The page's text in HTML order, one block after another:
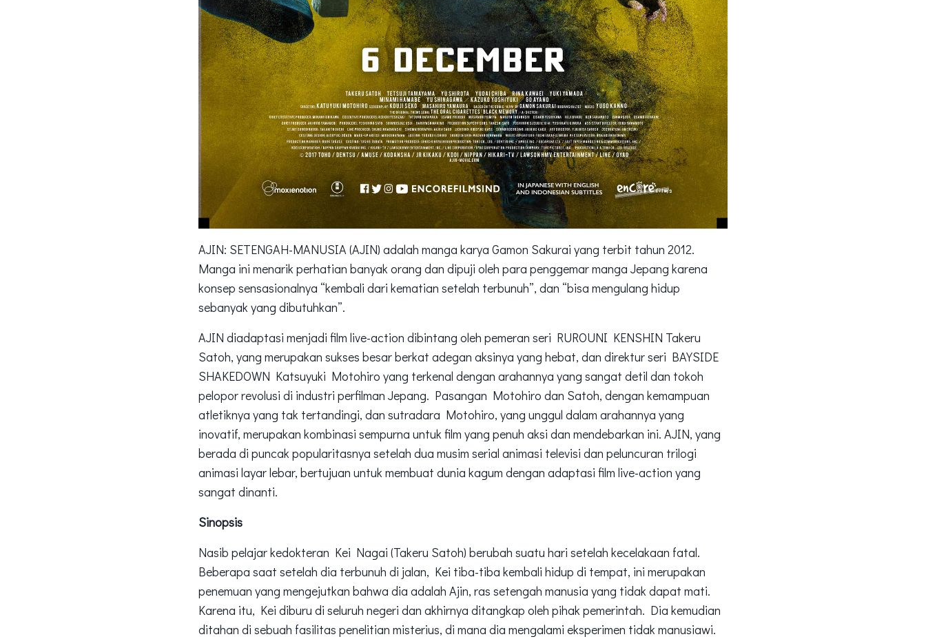
AJIN: SETENGAH-MANUSIA (AJIN) adalah manga karya Gamon Sakurai yang terbit tahun 2012.
Manga ini menarik perhatian banyak orang dan dipuji oleh para penggemar manga Jepang karena
konsep sensasionalnya “kembali dari kematian setelah terbunuh”, dan “bisa mengulang hidup
sebanyak yang dibutuhkan”.
AJIN diadaptasi menjadi film live-action dibintang oleh pemeran seri RUROUNI KENSHIN Takeru
Satoh, yang merupakan sukses besar berkat adegan aksinya yang hebat, dan direktur seri BAYSIDE
SHAKEDOWN Katsuyuki Motohiro yang terkenal dengan arahannya yang sangat detil dan tokoh
pelopor revolusi di industri perfilman Jepang. Pasangan Motohiro dan Satoh, dengan kemampuan
atletiknya yang tak tertandingi, dan sutradara Motohiro, yang unggul dalam arahannya yang
inovatif, merupakan kombinasi sempurna untuk film yang penuh aksi dan mendebarkan ini. AJIN, yang
berada di puncak popularitasnya setelah dua musim serial animasi televisi dan peluncuran trilogi
animasi layar lebar, bertujuan untuk membuat dunia kagum dengan adaptasi film live-action yang
sangat dinanti.
Sinopsis
Nasib pelajar kedokteran Kei Nagai (Takeru Satoh) berubah suatu hari setelah kecelakaan fatal.
Beberapa saat setelah dia terbunuh di jalan, Kei tiba-tiba kembali hidup di tempat, ini merupakan
penemuan yang mengejutkan bahwa dia adalah Ajin, ras setengah manusia yang tidak dapat mati.
Karena itu, Kei diburu di seluruh negeri dan akhirnya ditangkap oleh pihak pemerintah. Dia kemudian
ditahan di sebuah fasilitas penelitian misterius, di mana dia mengalami eksperimen tidak manusiawi.